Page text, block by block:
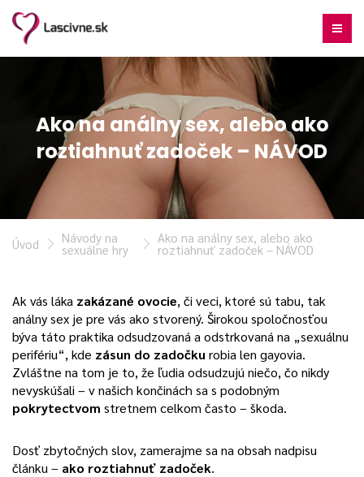
Ako na análny sex, alebo ako
roztiahnuť zadoček – NÁVOD
Úvod Návody na
sexuálne hry
Ako na análny sex, alebo ako
roztiahnuť zadoček – NÁVOD
Ak vás láka zakázané ovocie, či veci, ktoré sú tabu, tak
análny sex je pre vás ako stvorený. Širokou spoločnosťou
býva táto praktika odsudzovaná a odstrkovaná na „sexuálnu
perifériu“, kde zásun do zadočku robia len gayovia.
Zvláštne na tom je to, že ľudia odsudzujú niečo, čo nikdy
nevyskúšali – v našich končinách sa s podobným
pokrytectvom stretnem celkom často – škoda.
Dosť zbytočných slov, zamerajme sa na obsah nadpisu
článku – ako roztiahnuť zadoček.